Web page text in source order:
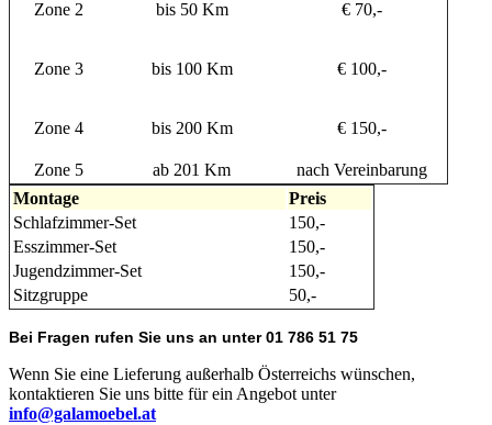
Zone 2 bis 50 Km € 70,-
Zone 3 bis 100 Km € 100,-
Zone 4 bis 200 Km € 150,-
Zone 5 ab 201 Km
nach Vereinbarung
Montage
Preis
Schlafzimmer-Set
150,-
Esszimmer-Set
150,-
Jugendzimmer-Set
150,-
Sitzgruppe
50,-
Bei Fragen rufen Sie uns an unter 01 786 51 75
Wenn Sie eine Lieferung außerhalb Österreichs wünschen,
kontaktieren Sie uns bitte für ein Angebot unter
info@galamoebel.at